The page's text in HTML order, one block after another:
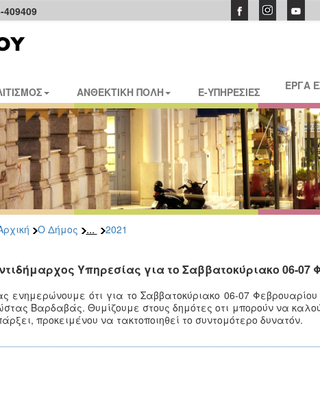
ΑΝΘΕΚΤΙΚΗ ΠΟΛΗ E-ΥΠΗΡΕΣΙΕΣ ΕΡΓΑ
Ο Δήμος ... 2021
Υπηρεσίας για το Σαββατοκύριακο 06-07
ενημερώνουμε ότι για τοΣαββατοκύριακο 06-07 Φεβρουαρίου
Βαρδαβάς. Θυμίζουμε στους δημότες οτι μπορούν να
προκειμένου να τακτοποιηθεί το συντομότερο δυνατόν.